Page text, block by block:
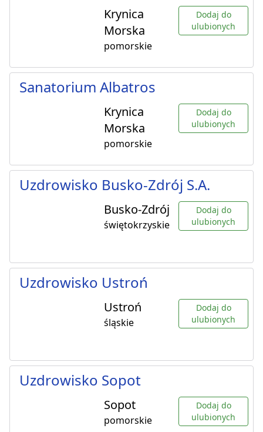
Krynica
Morska
pomorskie
Dodaj do
ulubionych
Sanatorium Albatros
Krynica
Morska
pomorskie
Dodaj do
ulubionych
Uzdrowisko Busko-Zdrój S.A.
Busko-Zdrój
świętokrzyskie
Dodaj do
ulubionych
Uzdrowisko Ustroń
Ustroń
śląskie
Dodaj do
ulubionych
Uzdrowisko Sopot
Sopot
pomorskie
Dodaj do
ulubionych